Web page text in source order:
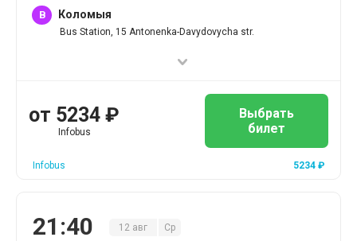
B Коломыя
Bus Station, 15 Antonenka-Davydovycha str.
от 5234 ₽
Infobus
Выбрать
билет
Infobus 5234 ₽
21 :40 12 авг Ср